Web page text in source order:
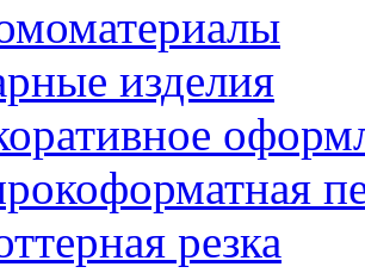
изделия
резка